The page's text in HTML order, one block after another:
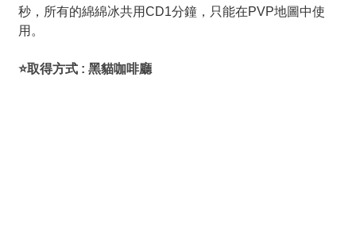
秒，所有的綿綿冰共用CD1分鐘，只能在PVP地圖中使
用。
⭐取得方式 : 黑貓咖啡廳